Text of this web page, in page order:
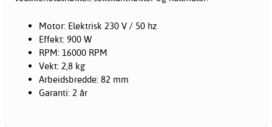
Motor: Elektrisk 230 V / 50 hz
Effekt: 900 W
RPM: 16000 RPM
Vekt: 2,8 kg
Arbeidsbredde: 82 mm
Garanti: 2 år